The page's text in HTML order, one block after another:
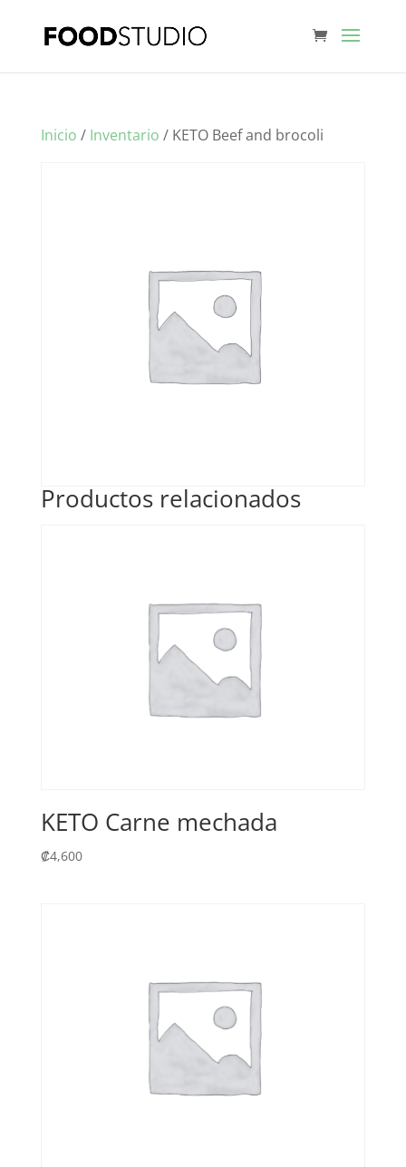
Inicio / Inventario / KETO Beef and brocoli
Productos relacionados
KETO Carne mechada
₡4,600